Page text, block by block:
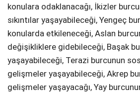
konulara odaklanacağı, İkizler
sıkıntılar yaşayabileceği, Yengeç
konularda etkileneceği, Aslan
değişikliklere gidebileceği, Başak
yaşayabileceği, Terazi burcunun
gelişmeler yaşayabileceği, Akrep
gelişmeler yaşayacağı, Yay